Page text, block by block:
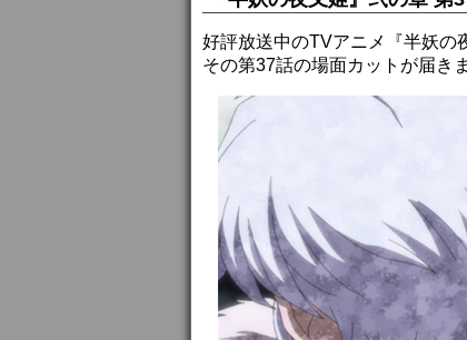
好評放送中のTVアニメ『半妖の
その第37話の場面カットが届き